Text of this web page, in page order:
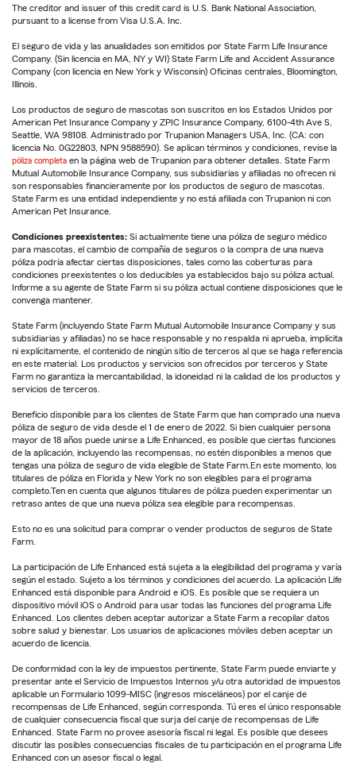
The creditor and issuer of this credit card is U.S. Bank National Association,
pursuant to a license from Visa U.S.A. Inc.
El seguro de vida y las anualidades son emitidos por State Farm Life Insurance
Company. (Sin licencia en MA, NY y WI) State Farm Life and Accident Assurance
Company (con licencia en New York y Wisconsin) Oficinas centrales, Bloomington,
Illinois.
Los productos de seguro de mascotas son suscritos en los Estados Unidos por
American Pet Insurance Company y ZPIC Insurance Company, 6100-4th Ave S,
Seattle, WA 98108. Administrado por Trupanion Managers USA, Inc. (CA: con
licencia No. 0G22803, NPN 9588590). Se aplican términos y condiciones, revise la
póliza completa en la página web de Trupanion para obtener detalles. State Farm
Mutual Automobile Insurance Company, sus subsidiarias y afiliadas no ofrecen ni
son responsables financieramente por los productos de seguro de mascotas.
State Farm es una entidad independiente y no está afiliada con Trupanion ni con
American Pet Insurance.
Condiciones preexistentes: Si actualmente tiene una póliza de seguro médico
para mascotas, el cambio de compañía de seguros o la compra de una nueva
póliza podría afectar ciertas disposiciones, tales como las coberturas para
condiciones preexistentes o los deducibles ya establecidos bajo su póliza actual.
Informe a su agente de State Farm si su póliza actual contiene disposiciones que le
convenga mantener.
State Farm (incluyendo State Farm Mutual Automobile Insurance Company y sus
subsidiarias y afiliadas) no se hace responsable y no respalda ni aprueba, implícita
ni explícitamente, el contenido de ningún sitio de terceros al que se haga referencia
en este material. Los productos y servicios son ofrecidos por terceros y State
Farm no garantiza la mercantabilidad, la idoneidad ni la calidad de los productos y
servicios de terceros.
Beneficio disponible para los clientes de State Farm que han comprado una nueva
póliza de seguro de vida desde el 1 de enero de 2022. Si bien cualquier persona
mayor de 18 años puede unirse a Life Enhanced, es posible que ciertas funciones
de la aplicación, incluyendo las recompensas, no estén disponibles a menos que
tengas una póliza de seguro de vida elegible de State Farm.En este momento, los
titulares de póliza en Florida y New York no son elegibles para el programa
completo.Ten en cuenta que algunos titulares de póliza pueden experimentar un
retraso antes de que una nueva póliza sea elegible para recompensas.
Esto no es una solicitud para comprar o vender productos de seguros de State
Farm.
La participación de Life Enhanced está sujeta a la elegibilidad del programa y varía
según el estado. Sujeto a los términos y condiciones del acuerdo. La aplicación Life
Enhanced está disponible para Android e iOS. Es posible que se requiera un
dispositivo móvil iOS o Android para usar todas las funciones del programa Life
Enhanced. Los clientes deben aceptar autorizar a State Farm a recopilar datos
sobre salud y bienestar. Los usuarios de aplicaciones móviles deben aceptar un
acuerdo de licencia.
De conformidad con la ley de impuestos pertinente, State Farm puede enviarte y
presentar ante el Servicio de Impuestos Internos y/u otra autoridad de impuestos
aplicable un Formulario 1099-MISC (ingresos misceláneos) por el canje de
recompensas de Life Enhanced, según corresponda. Tú eres el único responsable
de cualquier consecuencia fiscal que surja del canje de recompensas de Life
Enhanced. State Farm no provee asesoría fiscal ni legal. Es posible que desees
discutir las posibles consecuencias fiscales de tu participación en el programa Life
Enhanced con un asesor fiscal o legal.